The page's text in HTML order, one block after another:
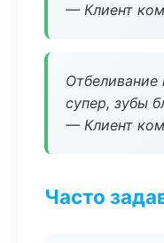
— Клиент
Отбеливание
супер, зубы
— Клиент
Часто